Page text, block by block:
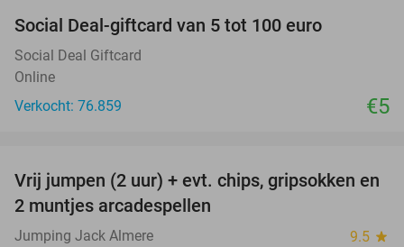
Social Deal-giftcard van 5 tot 100 euro
Social Deal Giftcard
Online
Verkocht: 76.859
€5
38%
Vrij jumpen (2 uur) + evt. chips, gripsokken en
2 muntjes arcadespellen
Jumping Jack Almere 9.5 star